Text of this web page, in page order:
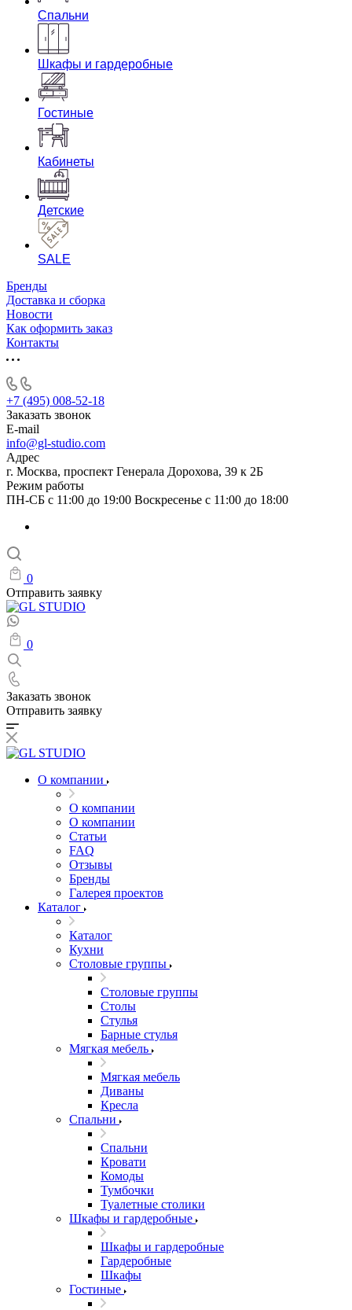
Спальни
Шкафы и гардеробные
Гостиные
Кабинеты
Детские
SALE
Бренды
Доставка и сборка
Новости
Как оформить заказ
Контакты
+7 (495) 008-52-18
Заказать звонок
E-mail
info@gl-studio.com
Адрес
г. Москва, проспект Генерала Дорохова, 39 к 2Б
Режим работы
ПН-СБ с 11:00 до 19:00 Воскресенье с 11:00 до 18:00
0
Отправить заявку
0
Заказать звонок
Отправить заявку
О компании
О компании
О компании
Статьи
FAQ
Отзывы
Бренды
Галерея проектов
Каталог
Каталог
Кухни
Столовые группы
Столовые группы
Столы
Стулья
Барные стулья
Мягкая мебель
Мягкая мебель
Диваны
Кресла
Спальни
Спальни
Кровати
Комоды
Тумбочки
Туалетные столики
Шкафы и гардеробные
Шкафы и гардеробные
Гардеробные
Шкафы
Гостиные